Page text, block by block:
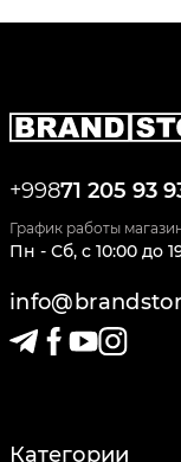
+99871 205 93
График работы
Пн - Сб, c 10:00 до
Категории